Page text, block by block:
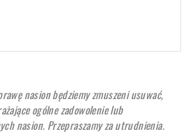
nasion będziemy zmuszeni usuwać,
ogólne zadowolenie lub
nasion. Przepraszamy za utrudnienia.